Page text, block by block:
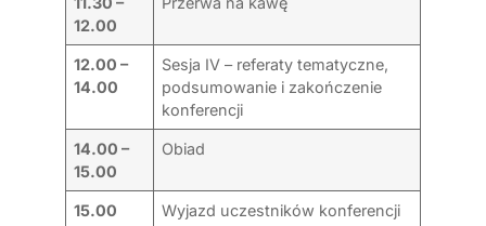
12.00
12.00 –
14.00
Sesja IV – referaty tematyczne,
podsumowanie i zakończenie
konferencji
14.00 –
15.00
Obiad
15.00 Wyjazd uczestników konferencji